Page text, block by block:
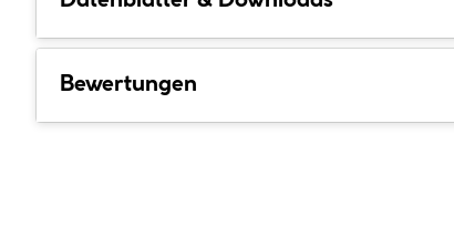
Bewertungen